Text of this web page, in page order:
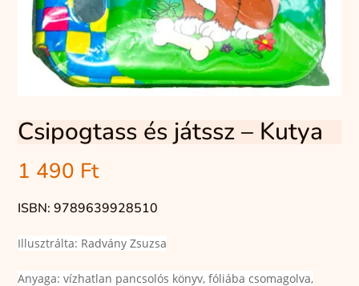
Csipogtass és játssz – Kutya
1 490 Ft
ISBN: 9789639928510
Illusztrálta: Radvány Zsuzsa
Anyaga: vízhatlan pancsolós könyv, fóliába csomagolva,